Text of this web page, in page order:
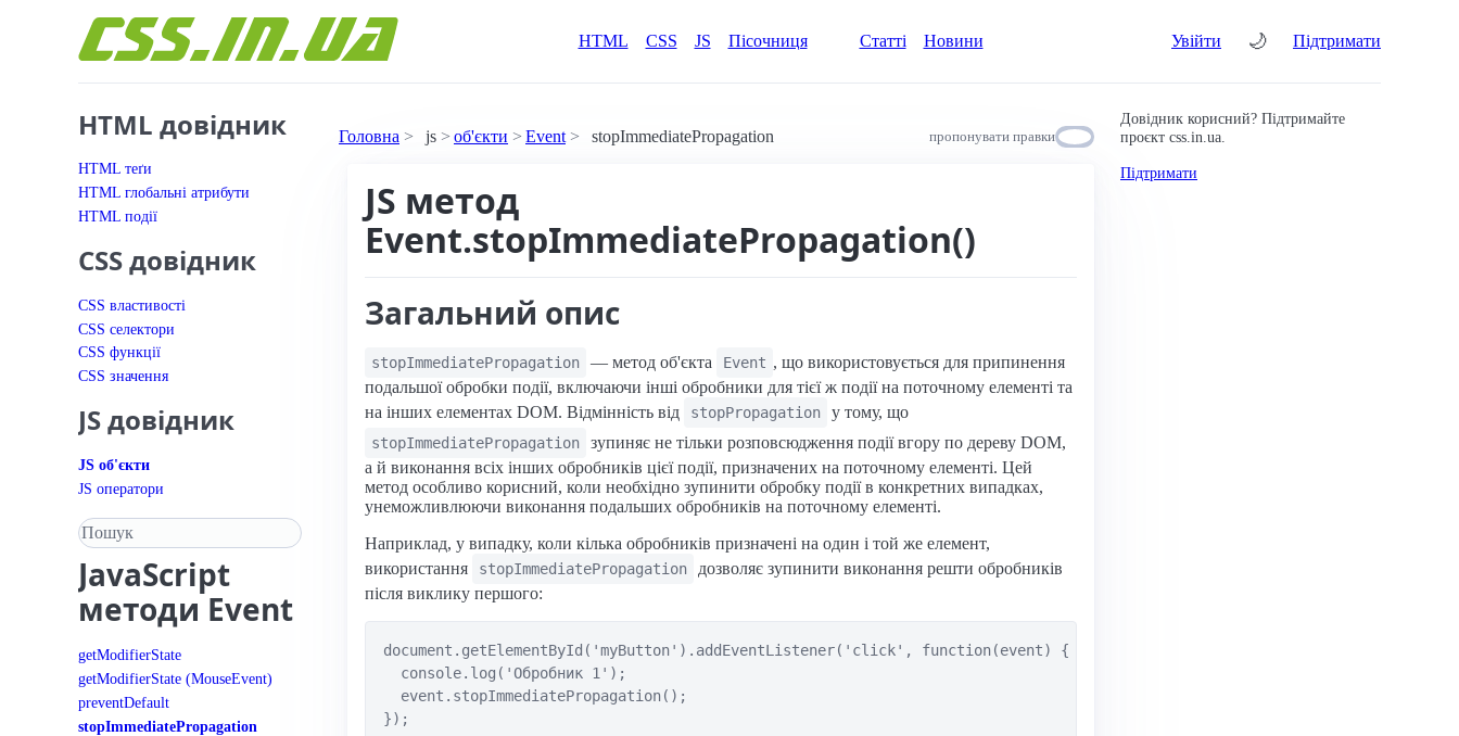
HTML
CSS JS Пісочниця Статті Новини Увійти 🌙 Підтримати
HTML довідник
HTML теґи
HTML глобальні атрибути
HTML події
CSS довідник
CSS властивості
CSS селектори
CSS функції
CSS значення
JS довідник
JS об'єкти
JS оператори
Пошук у довіднику
JavaScript
методи Event
getModifierState
getModifierState (MouseEvent)
preventDefault
stopImmediatePropagation
Головна js об'єкти Event stopImmediatePropagation пропонувати правки
JS метод
Event.stopImmediatePropagation()
Загальний опис
stopImmediatePropagation — метод об'єкта Event , що використовується для припинення
подальшої обробки події, включаючи інші обробники для тієї ж події на поточному елементі та
на інших елементах DOM. Відмінність від
stopPropagation у тому, що
stopImmediatePropagation
зупиняє не тільки розповсюдження події вгору по дереву DOM,
а й виконання всіх інших обробників цієї події, призначених на поточному елементі. Цей
метод особливо корисний, коли необхідно зупинити обробку події в конкретних випадках,
унеможливлюючи виконання подальших обробників на поточному елементі.
Наприклад, у випадку, коли кілька обробників призначені на один і той же елемент,
використання
stopImmediatePropagation
дозволяє зупинити виконання решти обробників
після виклику першого:
document.getElementById('myButton').addEventListener('click', function(event) {
  console.log('Обробник 1');
  event.stopImmediatePropagation();
});
Довідник корисний? Підтримайте
проєкт css.in.ua.
Підтримати